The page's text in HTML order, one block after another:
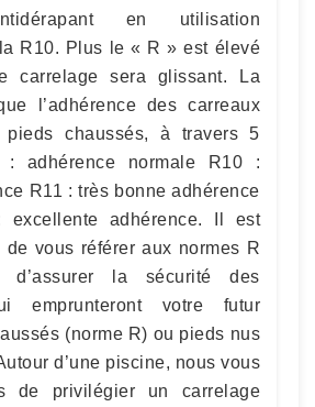
en utilisation
R10. Plus le « R » est élevé
carrelage sera glissant. La
l’adhérence des carreaux
pieds chaussés, à travers 5
adhérence normale R10 :
R11 : très bonne adhérence
adhérence. Il est
de vous référer aux normes R
la sécurité des
emprunteront votre futur
(norme R) ou pieds nus
d’une piscine, nous vous
de privilégier un carrelage